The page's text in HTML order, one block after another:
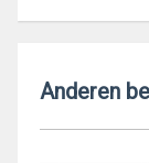
Anderen